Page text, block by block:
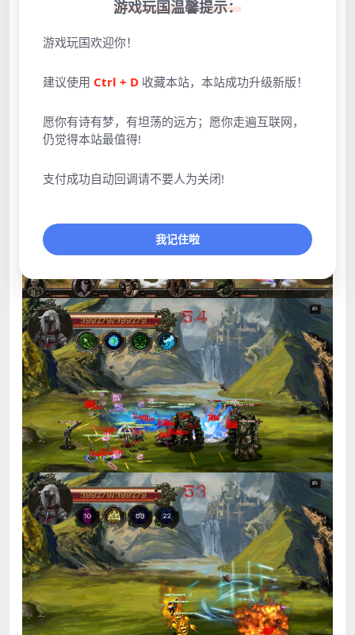
游戏玩国温馨提示：
游戏玩国欢迎你！
建议使用 Ctrl + D 收藏本站，本站成功升级新版！
愿你有诗有梦，有坦荡的远方；愿你走遍互联网，
仍觉得本站最值得!
支付成功自动回调请不要人为关闭!
我记住啦